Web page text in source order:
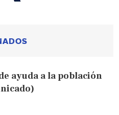
ayuda a la población